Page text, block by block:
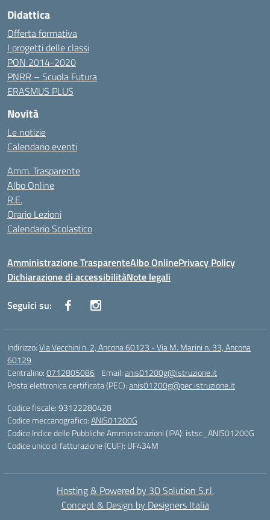
Didattica
Offerta formativa
I progetti delle classi
PON 2014-2020
PNRR – Scuola Futura
ERASMUS PLUS
Novità
Le notizie
Calendario eventi
Amm. Trasparente
Albo Online
R.E.
Orario Lezioni
Calendario Scolastico
Amministrazione TrasparenteAlbo OnlinePrivacy Policy
Dichiarazione di accessibilitàNote legali
Seguici su:
Indirizzo:Via Vecchini n. 2, Ancona 60123 - Via M. Marini n. 33, Ancona
60129
Centralino:0712805086 Email:anis01200g@istruzione.it
Posta elettronica certificata (PEC):anis01200g@pec.istruzione.it
Codice fiscale: 93122280428
Codice meccanografico:ANIS01200G
Codice Indice delle Pubbliche Amministrazioni (IPA): istsc_ANIS01200G
Codice unico di fatturazione (CUF): UF434M
Hosting & Powered by 3D Solution S.r.l.
Concept & Design by Designers Italia